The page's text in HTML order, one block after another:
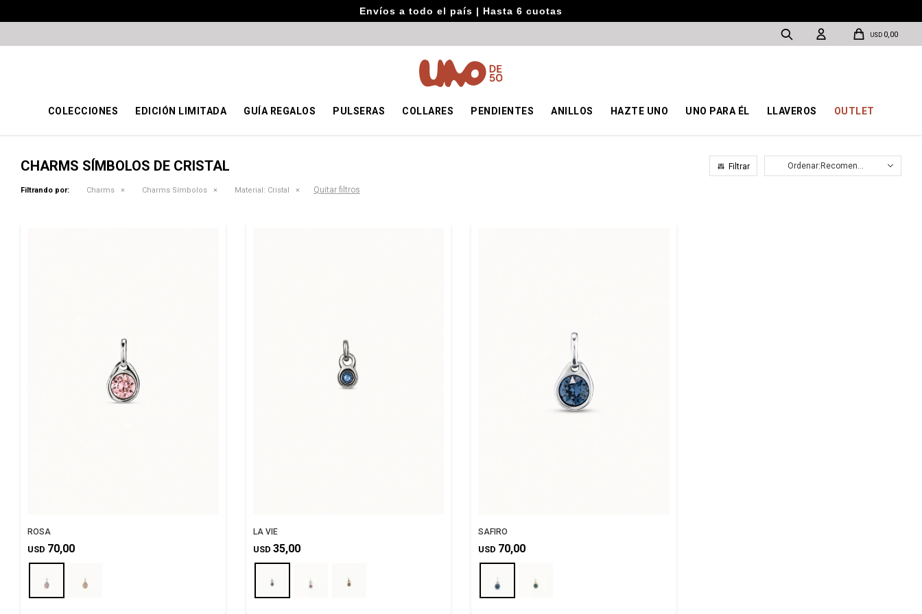
Envíos a todo el país | Hasta 6 cuotas
COLECCIONES EDICIÓN LIMITADA GUÍA REGALOS PULSERAS COLLARES PENDIENTES ANILLOS HAZTE UNO UNO PARA ÉL LLAVEROS OUTLET
USD 0,00
CHARMS SÍMBOLOS DE CRISTAL Recomendados
Filtrando por: Charms Charms Símbolos Material: Cristal Quitar filtros
ROSA
USD 70,00
LA VIE
USD 35,00
SAFIRO
USD 70,00